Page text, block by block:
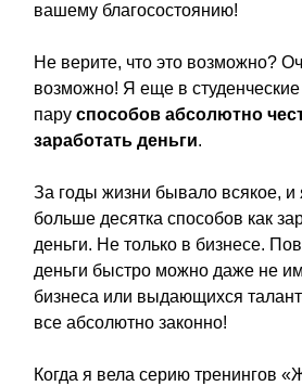
вашему благосостоянию!
Не верите, что это возможно?
возможно! Я еще в
пару способов абсолютно
заработать деньги.
За годы жизни бывало всякое,
больше десятка способов как
деньги. Не только в бизнесе.
деньги быстро можно даже не
бизнеса или выдающихся
все абсолютно законно!
Когда я вела серию тренингов